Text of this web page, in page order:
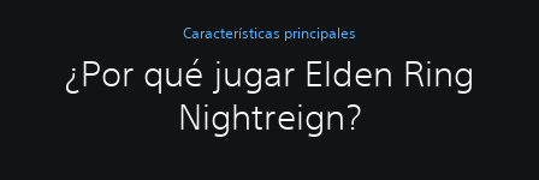
Características principales
¿Por qué jugar Elden Ring
Nightreign?